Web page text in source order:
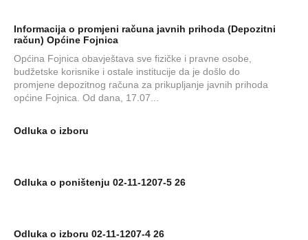
Informacija o promjeni računa javnih prihoda (Depozitni
račun) Općine Fojnica
Općina Fojnica obavještava sve fizičke i pravne osobe,
budžetske korisnike i ostale institucije da je došlo do
promjene depozitnog računa za prikupljanje javnih prihoda
općine Fojnica. Od dana, 17.07...
Odluka o izboru
Odluka o poništenju 02-11-1207-5 26
Odluka o izboru 02-11-1207-4 26